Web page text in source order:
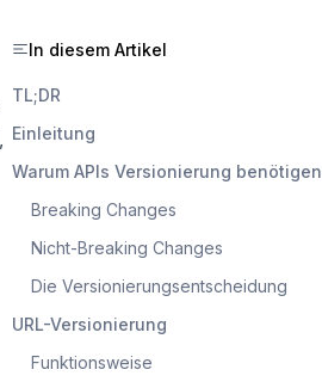
In diesem Artikel
TL;DR
Einleitung
Warum APIs Versionierung benötigen
Breaking Changes
Nicht-Breaking Changes
Die Versionierungsentscheidung
URL-Versionierung
Funktionsweise